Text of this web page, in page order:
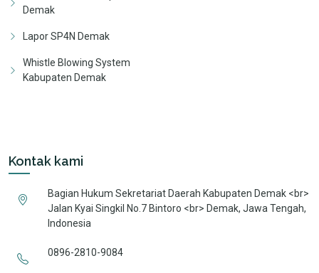
Demak
Lapor SP4N Demak
Whistle Blowing System
Kabupaten Demak
Kontak kami
Bagian Hukum Sekretariat Daerah Kabupaten Demak <br>
Jalan Kyai Singkil No.7 Bintoro <br> Demak, Jawa Tengah,
Indonesia
0896-2810-9084